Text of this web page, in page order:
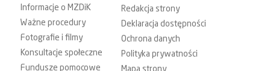
Informacje o MZDiK
Ważne procedury
Fotografie i filmy
Konsultacje społeczne
Fundusze pomocowe
Redakcja strony
Deklaracja dostępności
Ochrona danych
Polityka prywatności